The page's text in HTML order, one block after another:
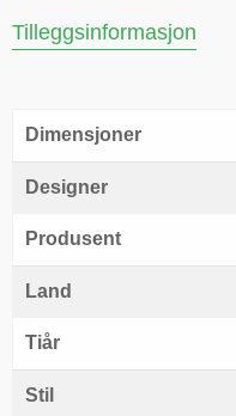
Tilleggsinformasjon
Dimensjoner
Designer
Produsent
Land
Tiår
Stil